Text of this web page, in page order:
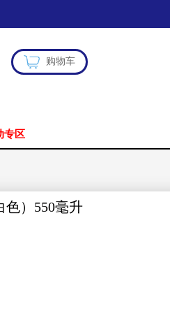
购物车
专区
色）550毫升